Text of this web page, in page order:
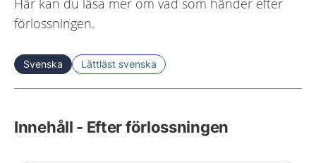
Här kan du läsa mer om vad som händer efter
förlossningen.
Svenska Lättläst svenska
Innehåll - Efter förlossningen